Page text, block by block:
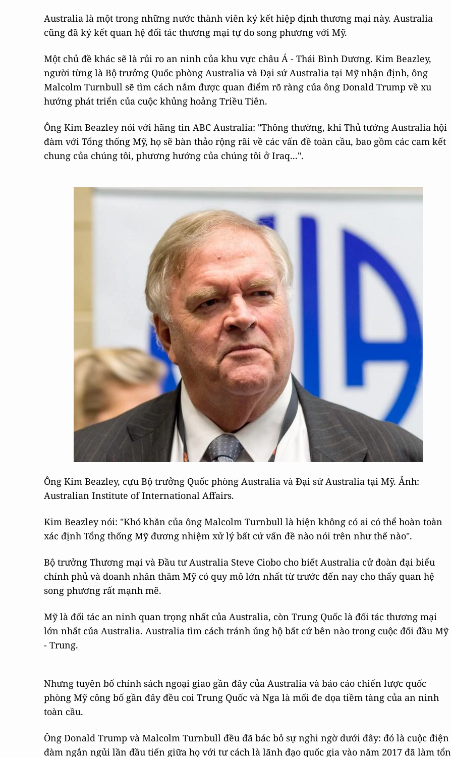
Australia là một trong những nước thành viên ký kết hiệp định thương mại này. Australia
cũng đã ký kết quan hệ đối tác thương mại tự do song phương với Mỹ.
Một chủ đề khác sẽ là rủi ro an ninh của khu vực châu Á - Thái Bình Dương. Kim Beazley,
người từng là Bộ trưởng Quốc phòng Australia và Đại sứ Australia tại Mỹ nhận định, ông
Malcolm Turnbull sẽ tìm cách nắm được quan điểm rõ ràng của ông Donald Trump về xu
hướng phát triển của cuộc khủng hoảng Triều Tiên.
Ông Kim Beazley nói với hãng tin ABC Australia: "Thông thường, khi Thủ tướng Australia hội
đàm với Tổng thống Mỹ, họ sẽ bàn thảo rộng rãi về các vấn đề toàn cầu, bao gồm các cam kết
chung của chúng tôi, phương hướng của chúng tôi ở Iraq...".
Ông Kim Beazley, cựu Bộ trưởng Quốc phòng Australia và Đại sứ Australia tại Mỹ. Ảnh:
Australian Institute of International Affairs.
Kim Beazley nói: "Khó khăn của ông Malcolm Turnbull là hiện không có ai có thể hoàn toàn
xác định Tổng thống Mỹ đương nhiệm xử lý bất cứ vấn đề nào nói trên như thế nào".
Bộ trưởng Thương mại và Đầu tư Australia Steve Ciobo cho biết Australia cử đoàn đại biểu
chính phủ và doanh nhân thăm Mỹ có quy mô lớn nhất từ trước đến nay cho thấy quan hệ
song phương rất mạnh mẽ.
Mỹ là đối tác an ninh quan trọng nhất của Australia, còn Trung Quốc là đối tác thương mại
lớn nhất của Australia. Australia tìm cách tránh ủng hộ bất cứ bên nào trong cuộc đối đầu Mỹ
- Trung.
Nhưng tuyên bố chính sách ngoại giao gần đây của Australia và báo cáo chiến lược quốc
phòng Mỹ công bố gần đây đều coi Trung Quốc và Nga là mối đe dọa tiềm tàng của an ninh
toàn cầu.
Ông Donald Trump và Malcolm Turnbull đều đã bác bỏ sự nghi ngờ dưới đây: đó là cuộc điện
đàm ngắn ngủi lần đầu tiến giữa họ với tư cách là lãnh đạo quốc gia vào năm 2017 đã làm tổn